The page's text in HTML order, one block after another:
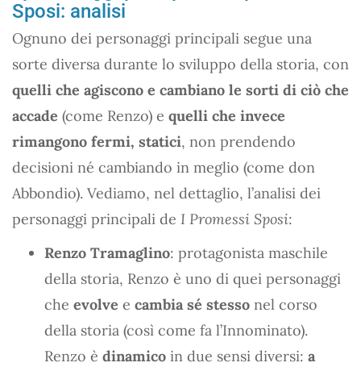
Sposi: analisi
Ognuno dei personaggi principali segue una
sorte diversa durante lo sviluppo della storia, con
quelli che agiscono e cambiano le sorti di ciò che
accade (come Renzo) e quelli che invece
rimangono fermi, statici, non prendendo
decisioni né cambiando in meglio (come don
Abbondio). Vediamo, nel dettaglio, l’analisi dei
personaggi principali de I Promessi Sposi:
Renzo Tramaglino: protagonista maschile
della storia, Renzo è uno di quei personaggi
che evolve e cambia sé stesso nel corso
della storia (così come fa l’Innominato).
Renzo è dinamico in due sensi diversi: a